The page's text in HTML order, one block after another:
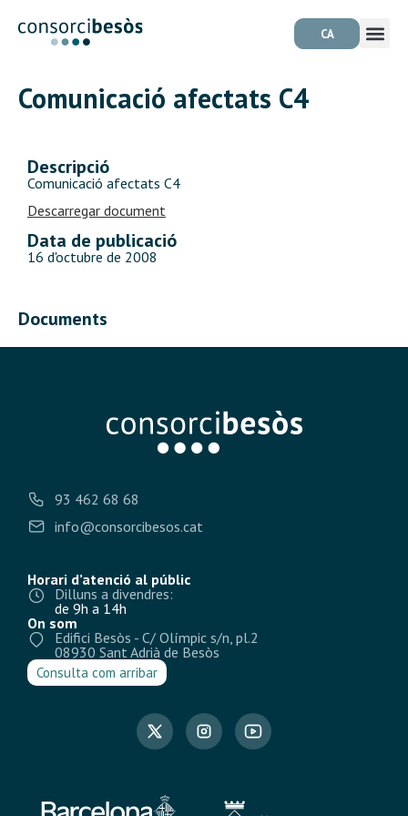
CA
Comunicació afectats C4
Descripció
Comunicació afectats C4
Descarregar document
Data de publicació
16 d'octubre de 2008
Documents
93 462 68 68
info@consorcibesos.cat
Horari d’atenció al públic
Dilluns a divendres:
de 9h a 14h
On som
Edifici Besòs - C/ Olímpic s/n, pl.2
08930 Sant Adrià de Besòs
Consulta com arribar